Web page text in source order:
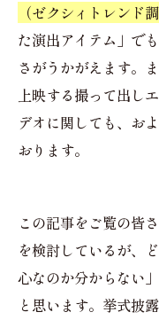
（ゼクシィトレンド
た演出アイテム」で
さがうかがえます。
上映する撮って出し
デオに関しても、お
おります。
この記事をご覧の皆
を検討しているが、
心なのか分からない
と思います。挙式披